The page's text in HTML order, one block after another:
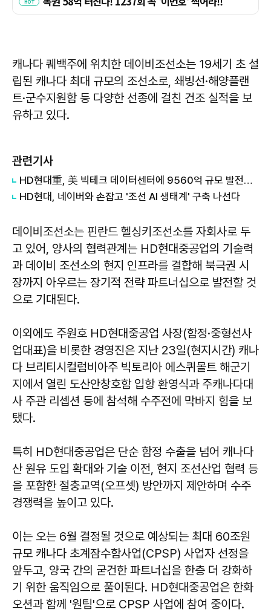
캐나다 퀘백주에 위치한 데이비조선소는 19세기 초 설
립된 캐나다 최대 규모의 조선소로, 쇄빙선·해양플랜
트·군수지원함 등 다양한 선종에 걸친 건조 실적을 보
유하고 있다.
관련기사
HD현대重, 美 빅테크 데이터센터에 9560억 규모 발전설비 공급
HD현대, 네이버와 손잡고 '조선 AI 생태계' 구축 나선다
데이비조선소는 핀란드 헬싱키조선소를 자회사로 두
고 있어, 양사의 협력관계는 HD현대중공업의 기술력
과 데이비 조선소의 현지 인프라를 결합해 북극권 시
장까지 아우르는 장기적 전략 파트너십으로 발전할 것
으로 기대된다.
이외에도 주원호 HD현대중공업 사장(함정·중형선사
업대표)을 비롯한 경영진은 지난 23일(현지시간) 캐나
다 브리티시컬럼비아주 빅토리아 에스퀴몰트 해군기
지에서 열린 도산안창호함 입항 환영식과 주캐나다대
사 주관 리셉션 등에 참석해 수주전에 막바지 힘을 보
탰다.
특히 HD현대중공업은 단순 함정 수출을 넘어 캐나다
산 원유 도입 확대와 기술 이전, 현지 조선산업 협력 등
을 포함한 절충교역(오프셋) 방안까지 제안하며 수주
경쟁력을 높이고 있다.
이는 오는 6월 결정될 것으로 예상되는 최대 60조원
규모 캐나다 초계잠수함사업(CPSP) 사업자 선정을
앞두고, 양국 간의 굳건한 파트너십을 한층 더 강화하
기 위한 움직임으로 풀이된다. HD현대중공업은 한화
오션과 함께 '원팀'으로 CPSP 사업에 참여 중이다.